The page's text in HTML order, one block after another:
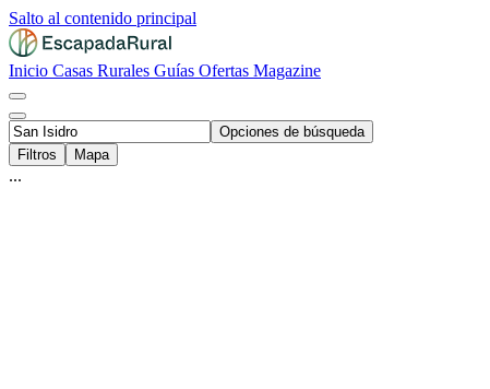
Salto al contenido principal
Inicio Casas Rurales Guías Ofertas Magazine
Opciones de búsqueda
Filtros
Mapa
...